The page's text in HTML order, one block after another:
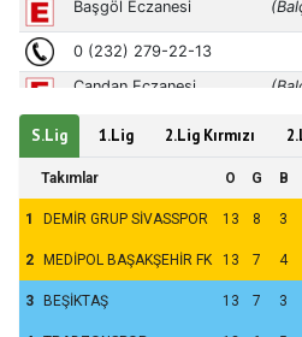
S.Lig 1.Lig 2.Lig Kırmızı
Takımlar O G B
1 DEMİR GRUP SİVASSPOR 13 8 3
2 MEDİPOL BAŞAKŞEHİR FK 13 7 4
3 BEŞİKTAŞ 13 7 3